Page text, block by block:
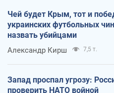
Чей будет Крым, тот и
украинских футбольных
назвать убийцами
Александр Кирш 7,5 т.
Запад проспал угрозу:
проверить НАТО войной